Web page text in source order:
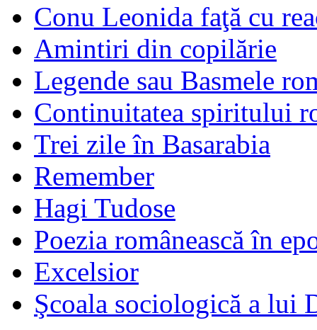
Conu Leonida faţă cu
Amintiri din copilărie
Legende sau Basmele
Continuitatea spiritului
Trei zile în Basarabia
Remember
Hagi Tudose
Poezia românească în
Excelsior
Şcoala sociologică a lui